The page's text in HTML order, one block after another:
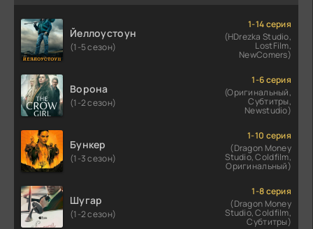
Йеллоустоун
(1-5 сезон)
1-14 серия
(HDrezka Studio,
LostFilm,
NewComers)
Ворона
(1-2 сезон)
1-6 серия
(Оригинальный,
Субтитры,
Newstudio)
Бункер
(1-3 сезон)
1-10 серия
(Dragon Money
Studio, Coldfilm,
Оригинальный)
Шугар
(1-2 сезон)
1-8 серия
(Dragon Money
Studio, Coldfilm,
Субтитры)